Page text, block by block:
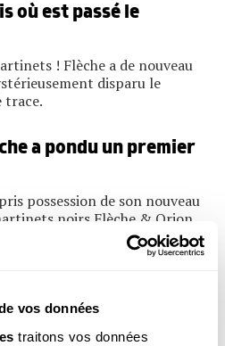
vos données
traitons vos données
où est passé le
! Flèche a de nouveau
disparu le
trace.
a pondu un premier
possession de son nouveau
noirs Flèche & Orion
œuf. Notre suivi en direct!
& Orion sont de